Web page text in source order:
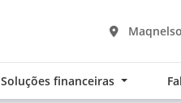
Soluções financeiras